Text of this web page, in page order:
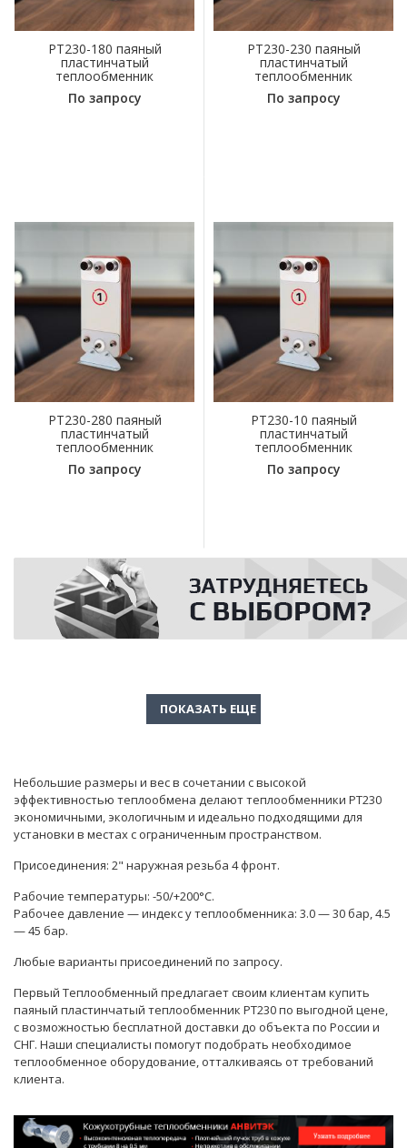
PT230-180 паяный
пластинчатый
теплообменник
По запросу
PT230-230 паяный
пластинчатый
теплообменник
По запросу
PT230-280 паяный
пластинчатый
теплообменник
По запросу
PT230-10 паяный
пластинчатый
теплообменник
По запросу
Небольшие размеры и вес в сочетании с высокой
эффективностью теплообмена делают теплообменники PT230
экономичными, экологичным и идеально подходящими для
установки в местах с ограниченным пространством.
Присоединения: 2" наружная резьба 4 фронт.
Рабочие температуры: -50/+200°C.
Рабочее давление — индекс у теплообменника: 3.0 — 30 бар, 4.5
— 45 бар.
Любые варианты присоединений по запросу.
Первый Теплообменный предлагает своим клиентам купить
паяный пластинчатый теплообменник PT230 по выгодной цене,
с возможностью бесплатной доставки до объекта по России и
СНГ. Наши специалисты помогут подобрать необходимое
теплообменное оборудование, отталкиваясь от требований
клиента.